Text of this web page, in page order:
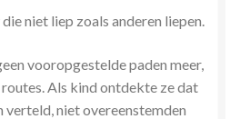
met 17 Archeia en hun
niet liep zoals anderen liepen.
vooropgestelde paden meer,
Als kind ontdekte ze dat
verteld, niet overeenstemden